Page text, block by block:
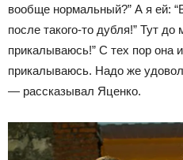
вообще нормальный?” А я ей:
после такого-то дубля!” Тут
прикалываюсь!” С тех пор она
прикалываюсь. Надо же
— рассказывал Яценко.